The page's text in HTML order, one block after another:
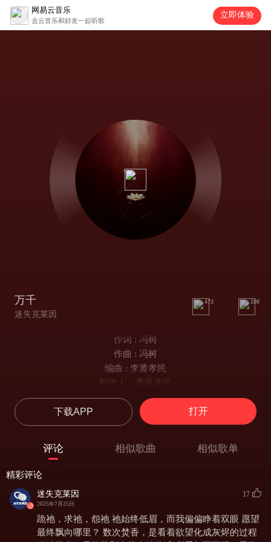
网易云音乐
去云音乐和好友一起听歌
立即体验
万千
迷失克莱因
473 108
作词 : 冯树
作曲 : 冯树
编曲 : 李黄孝民
制作人：李黄孝民
人声：高畅
吉他：王嘉鹏
贝斯：陈宇霖
制作统筹：维峻
配唱：吕欣橦/王熙臻
封面设计：陶玟允
下载APP 打开
评论 相似歌曲 相似歌单
精彩评论
迷失克莱因
2025年7月25日
17
跪祂，求祂，怨祂 祂始终低眉，而我偏偏睁着双眼 愿望
最终飘向哪里？ 数次焚香，是看着欲望化成灰烬的过程